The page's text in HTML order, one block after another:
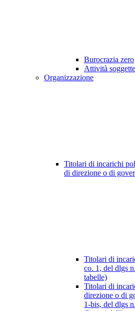
Burocrazia zero
Attività
Organizzazione
Titolari di incarichi
di direzione o di
Titolari di
co. 1, del dlgs
tabelle)
Titolari di
direzione o di
1-bis, del dlgs